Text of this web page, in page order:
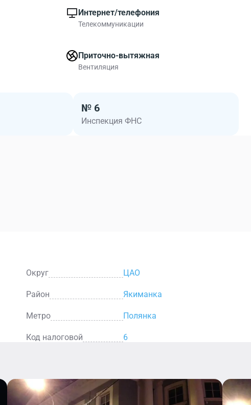
Интернет/телефония
Телекоммуникации
Приточно-вытяжная
Вентиляция
№ 6
Инспекция ФНС
Округ ЦАО
Район Якиманка
Метро Полянка
Код налоговой 6